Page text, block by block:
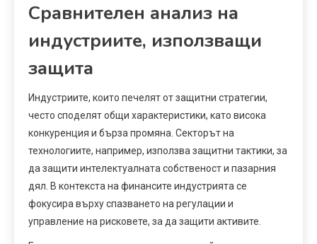
Сравнителен анализ на
индустриите, използващи
защита
Индустриите, които печелят от защитни стратегии,
често споделят общи характеристики, като висока
конкуренция и бърза промяна. Секторът на
технологиите, например, използва защитни тактики, за
да защити интелектуалната собственост и пазарния
дял. В контекста на финансите индустрията се
фокусира върху спазването на регулации и
управление на рисковете, за да защити активите.